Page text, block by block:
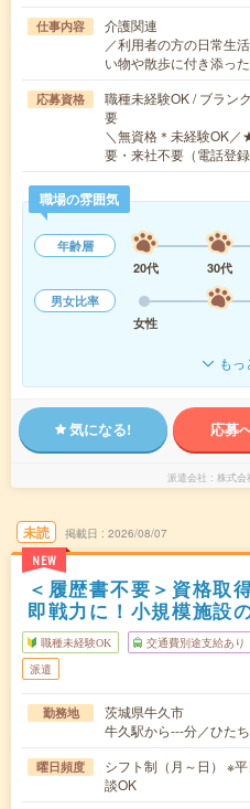
仕事内容
介護関連
／利用者の方の日常生
い物や散歩に付き添っ
応募資格
職種未経験OK / ブラン
要
＼無資格＊未経験OK
要・来社不要（電話登
職場の雰囲気
年齢層
20代
30代
男女比率
女性
もっ
気になる! 応募
派遣会社 株式会
未読
NEW
掲載日 2026/08/07
＜履歴書不要＞資格取
即戦力に！小規模施設
職種未経験OK 交通費別途支給あり
派遣
勤務地
茨城県牛久市
牛久駅から---分／ひた
曜日頻度
シフト制（月～日） ※
談OK